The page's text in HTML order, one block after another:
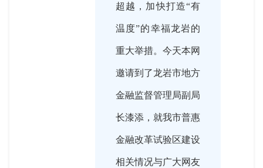
超越，加快打造“有
温度”的幸福龙岩的
重大举措。今天本网
邀请到了龙岩市地方
金融监督管理局副局
长漆添，就我市普惠
金融改革试验区建设
相关情况与广大网友